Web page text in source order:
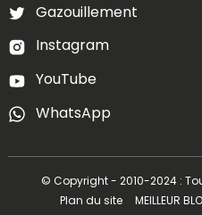
Gazouillement
Instagram
YouTube
WhatsApp
© Copyright - 2010-2024 :
Plan du site
MEILLEUR